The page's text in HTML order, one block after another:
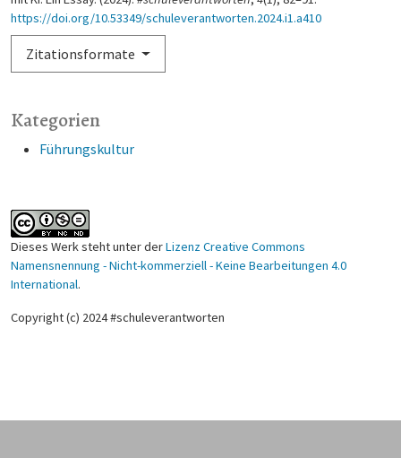
Kategorien
Führungskultur
https://doi.org/10.53349/schuleverantworten.2024.i1.a410
Zitationsformate
Dieses Werk steht unter derLizenz Creative Commons
Namensnennung - Nicht-kommerziell - Keine Bearbeitungen 4.0
International.
Copyright (c) 2024 #schuleverantworten